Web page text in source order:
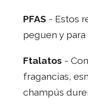
PFAS - Estos
peguen y
Ftalatos -
fragancias,
champús